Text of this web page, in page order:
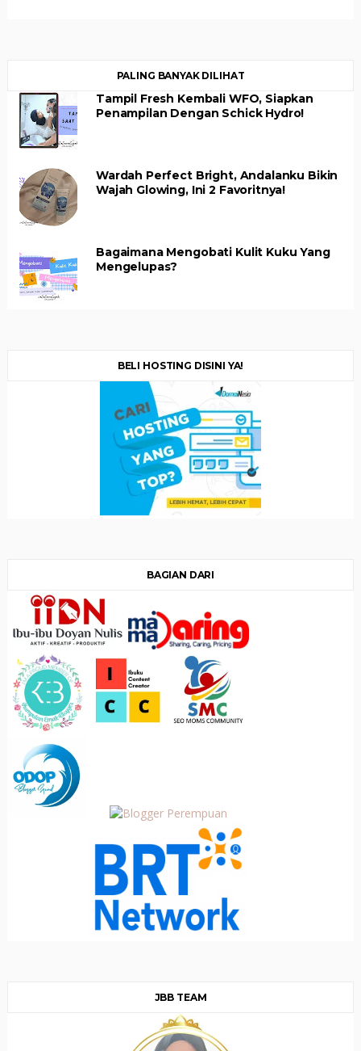
PALING BANYAK DILIHAT
Tampil Fresh Kembali WFO, Siapkan
Penampilan Dengan Schick Hydro!
Wardah Perfect Bright, Andalanku Bikin
Wajah Glowing, Ini 2 Favoritnya!
Bagaimana Mengobati Kulit Kuku Yang
Mengelupas?
BELI HOSTING DISINI YA!
BAGIAN DARI
JBB TEAM